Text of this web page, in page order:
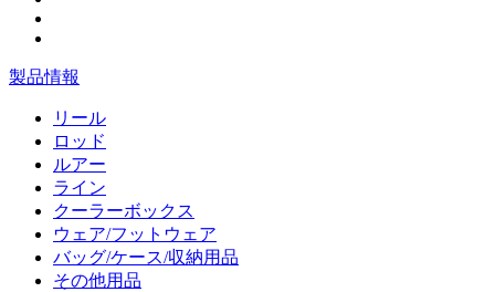
製品情報
リール
ロッド
ルアー
ライン
クーラーボックス
ウェア/フットウェア
バッグ/ケース/収納用品
その他用品